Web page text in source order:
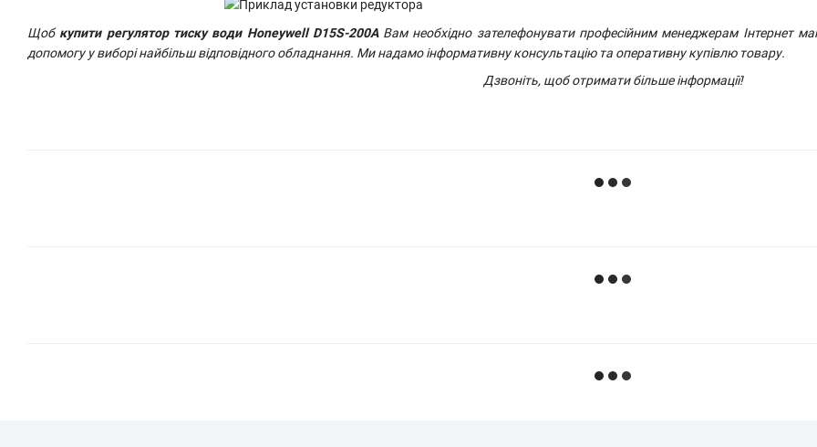
Щоб купити регулятор тиску води Honeywell D15S-200AВам необхідно зателефонувати професійним менеджерам Інтернет
допомогу у виборі найбільш відповідного обладнання. Ми надамо інформативну консультацію та оперативну купівлю товару.
Дзвоніть, щоб отримати більше інформації!